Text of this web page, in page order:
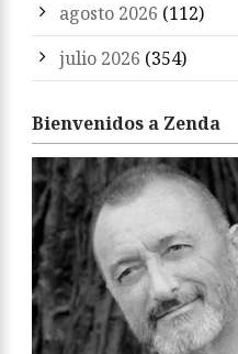
agosto 2026 (112)
julio 2026 (354)
Bienvenidos a Zenda